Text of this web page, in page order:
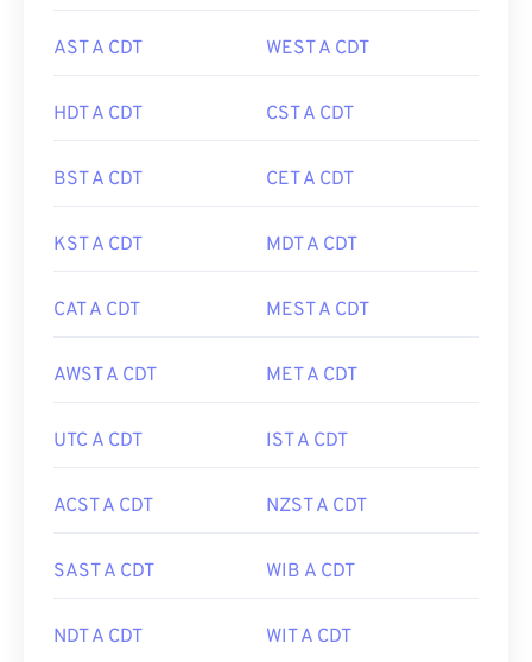
AST A CDT WEST A CDT
HDT A CDT CST A CDT
BST A CDT CET A CDT
KST A CDT MDT A CDT
CAT A CDT MEST A CDT
AWST A CDT MET A CDT
UTC A CDT IST A CDT
ACST A CDT NZST A CDT
SAST A CDT WIB A CDT
NDT A CDT WIT A CDT